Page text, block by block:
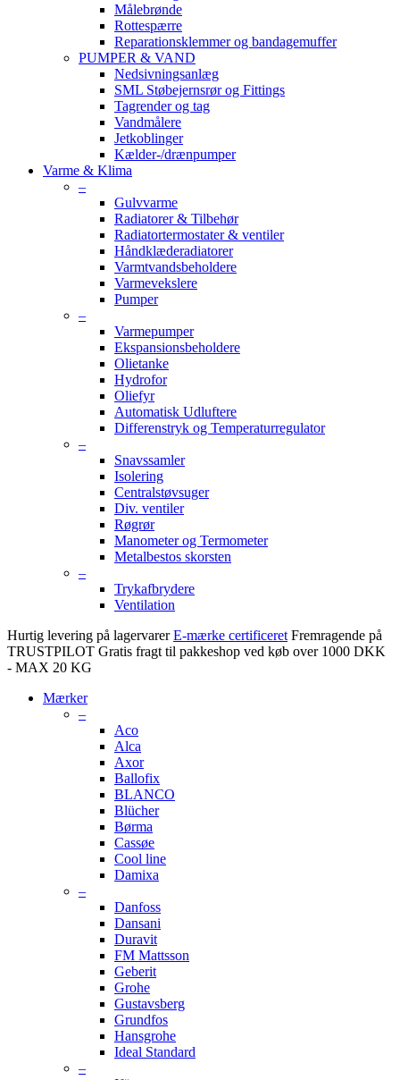
Målebrønde
Rottespærre
Reparationsklemmer og bandagemuffer
PUMPER & VAND
Nedsivningsanlæg
SML Støbejernsrør og Fittings
Tagrender og tag
Vandmålere
Jetkoblinger
Kælder-/drænpumper
Varme & Klima
–
Gulvvarme
Radiatorer & Tilbehør
Radiatortermostater & ventiler
Håndklæderadiatorer
Varmtvandsbeholdere
Varmevekslere
Pumper
–
Varmepumper
Ekspansionsbeholdere
Olietanke
Hydrofor
Oliefyr
Automatisk Udluftere
Differenstryk og Temperaturregulator
–
Snavssamler
Isolering
Centralstøvsuger
Div. ventiler
Røgrør
Manometer og Termometer
Metalbestos skorsten
–
Trykafbrydere
Ventilation
Hurtig levering på lagervarer E-mærke certificeret Fremragende på
TRUSTPILOT Gratis fragt til pakkeshop ved køb over 1000 DKK
- MAX 20 KG
Mærker
–
Aco
Alca
Axor
Ballofix
BLANCO
Blücher
Børma
Cassøe
Cool line
Damixa
–
Danfoss
Dansani
Duravit
FM Mattsson
Geberit
Grohe
Gustavsberg
Grundfos
Hansgrohe
Ideal Standard
–